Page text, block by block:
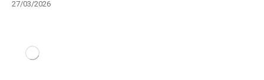
27/03/2026